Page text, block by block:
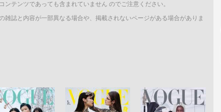
ンテンツであっても含まれていません のでご注意ください。
雑誌と内容が一部異なる場合や、掲載されないページがある場合がありま